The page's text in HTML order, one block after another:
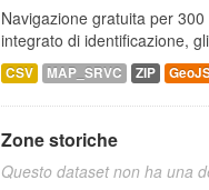
Navigazione gratuita per
integrato di identificazione,
CSV MAP_SRVC ZIP
Zone storiche
Questo dataset non ha una